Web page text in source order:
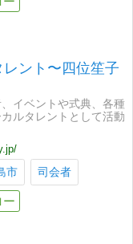
ント〜四位笙子
イベントや式典、各種
ルタレントとして活動
市 司会者